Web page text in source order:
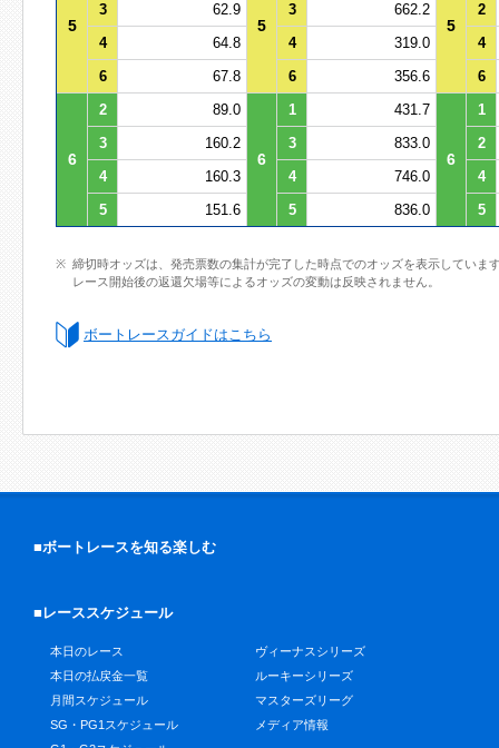
5 5 5
3
62.9 3 662.2
2
4
64.8 4 319.0
4
6
67.8 6 356.6 6
6
2 89.0
6
1 431.7
6
1
3
160.2 3 833.0
2
4
160.3 4 746.0
4
5
151.6 5 836.0 5
締切時オッズは、発売票数の集計が完了した時点でのオッズを表示していま
レース開始後の返還欠場等によるオッズの変動は反映されません。
ボートレースガイドはこちら
■ボートレースを知る楽しむ
■レーススケジュール
本日のレース
本日の払戻金一覧
月間スケジュール
SG・PG1スケジュール
ヴィーナスシリーズ
ルーキーシリーズ
マスターズリーグ
メディア情報